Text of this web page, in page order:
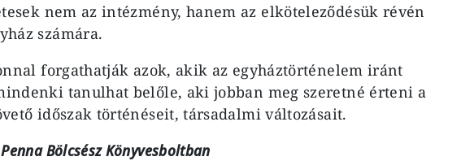
nem az intézmény, hanem az elköteleződésük révén
számára.
forgathatják azok, akik az egyháztörténelem iránt
tanulhat belőle, aki jobban meg szeretné érteni a
időszak történéseit, társadalmi változásait.
Bölcsész Könyvesboltban